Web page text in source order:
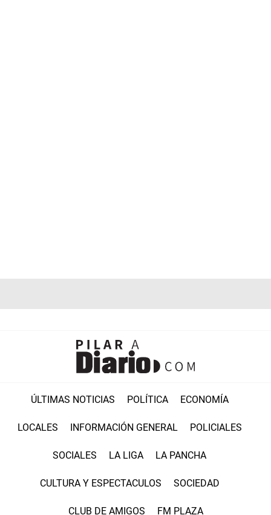
ÚLTIMAS NOTICIAS POLÍTICA ECONOMÍA
LOCALES INFORMACIÓN GENERAL POLICIALES
SOCIALES LA LIGA LA PANCHA
CULTURA Y ESPECTACULOS SOCIEDAD
CLUB DE AMIGOS FM PLAZA